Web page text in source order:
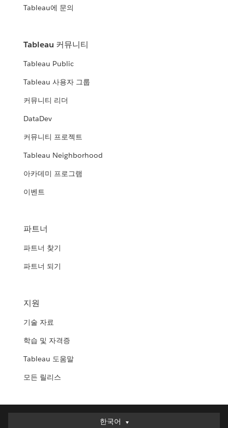
Tableau에 문의
Tableau 커뮤니티
Tableau Public
Tableau 사용자 그룹
커뮤니티 리더
DataDev
커뮤니티 프로젝트
Tableau Neighborhood
아카데미 프로그램
이벤트
파트너
파트너 찾기
파트너 되기
지원
기술 자료
학습 및 자격증
Tableau 도움말
모든 릴리스
한국어
한국어